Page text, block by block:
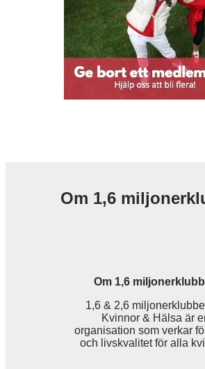
Om 1,6
Om 1,6
1,6 & 2,6
Kvinnor & Hälsa är
organisation som verkar
och livskvalitet för alla